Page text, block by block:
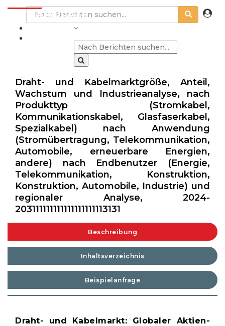
Draht- und Kabelmarktgröße, Anteil,
Wachstum und Industrieanalyse, nach
Produkttyp (Stromkabel,
Kommunikationskabel, Glasfaserkabel,
Spezialkabel) nach Anwendung
(Stromübertragung, Telekommunikation,
Automobile, erneuerbare Energien,
andere) nach Endbenutzer (Energie,
Telekommunikation, Konstruktion,
Konstruktion, Automobile, Industrie) und
regionaler Analyse, 2024-
203111111111111111111113131
Beschreibung
Inhaltsverzeichnis
Beispielanfrage
Draht- und Kabelmarkt: Globaler Aktien-